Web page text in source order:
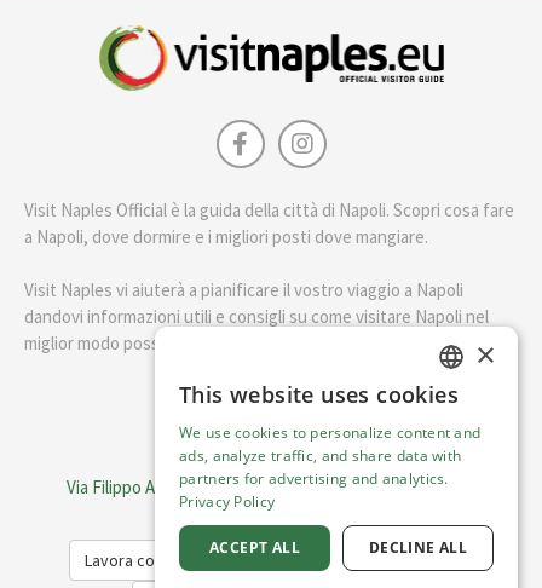
Visit Naples Official è la guida della città di Napoli. Scopri cosa fare
a Napoli, dove dormire e i migliori posti dove mangiare.
Visit Naples vi aiuterà a pianificare il vostro viaggio a Napoli
dandovi informazioni utili e consigli su come visitare Napoli nel
miglior modo possibile.
English
Visit Italy Srl
Via Filippo Argelati, 10, 20143 Milano | P.IVA 08368951219
Capitale Sociale 50.000€
Lavora con noi Cookie Policy Privacy Policy
ENGLISH
ITALIAN
×
This website uses cookies
We use cookies to personalize content and
ads, analyze traffic, and share data with
partners for advertising and analytics.
Privacy Policy
ACCEPT ALL DECLINE ALL